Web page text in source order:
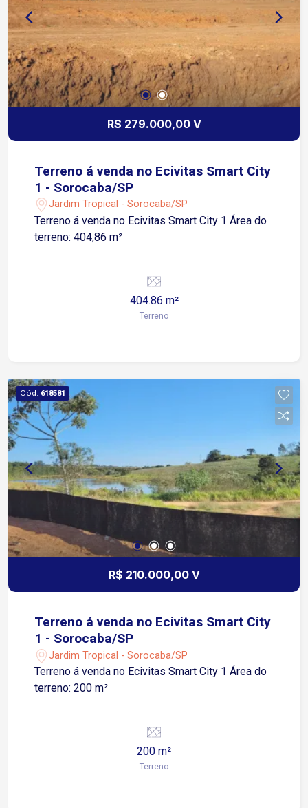
R$ 279.000,00 V
Terreno á venda no Ecivitas Smart City
1 - Sorocaba/SP
Jardim Tropical - Sorocaba/SP
Terreno á venda no Ecivitas Smart City 1 Área do
terreno: 404,86 m²
404.86 m²
Terreno
Cód. 618581
R$ 210.000,00 V
Terreno á venda no Ecivitas Smart City
1 - Sorocaba/SP
Jardim Tropical - Sorocaba/SP
Terreno á venda no Ecivitas Smart City 1 Área do
terreno: 200 m²
200 m²
Terreno